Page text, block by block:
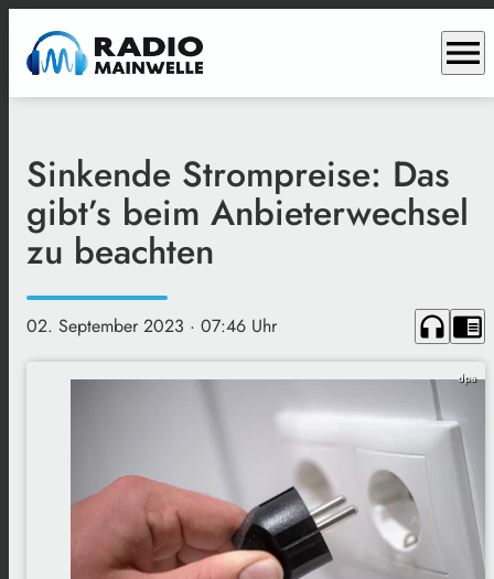
menu
Sinkende Strompreise: Das
gibt’s beim Anbieterwechsel
zu beachten
02. September 2023 · 07:46 Uhr headphones chrome_reader_mode
dpa